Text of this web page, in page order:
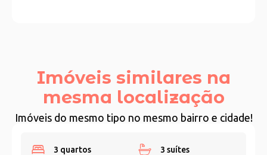
Imóveis similares na
mesma localização
Imóveis do mesmo tipo no mesmo bairro e cidade!
3 quartos 3 suítes